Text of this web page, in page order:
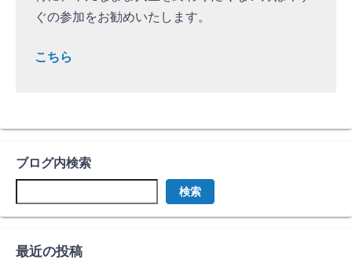
ぐの参加をお勧めいたします。
こちら
ブログ内検索
検索
最近の投稿